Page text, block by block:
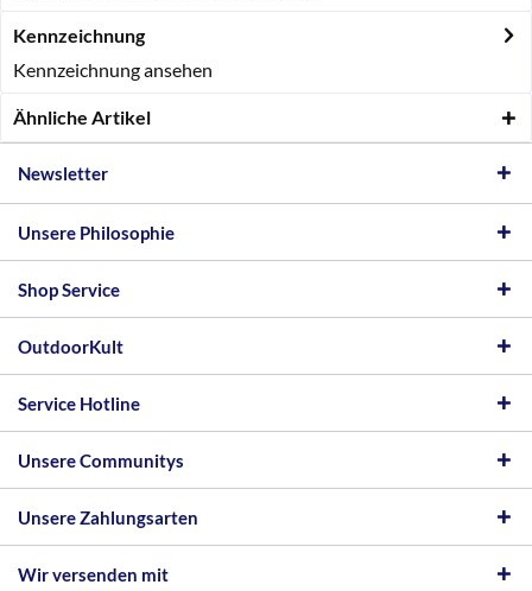
Kennzeichnung
Kennzeichnung ansehen
Ähnliche Artikel
Newsletter
Unsere Philosophie
Shop Service
OutdoorKult
Service Hotline
Unsere Communitys
Unsere Zahlungsarten
Wir versenden mit